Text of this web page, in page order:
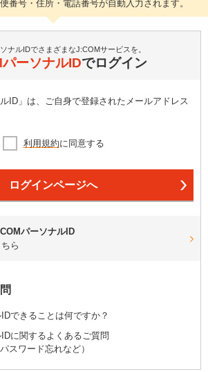
番号・住所・電話番号が自動入力されます。
ナルIDでさまざまなJ:COMサービスを。
ーソナルIDでログイン
ID」は、ご自身で登録されたメールアドレス
利用規約に同意する
ログインページへ
パーソナルID
ら
できることは何ですか？
に関するよくあるご質問
スワード忘れなど）